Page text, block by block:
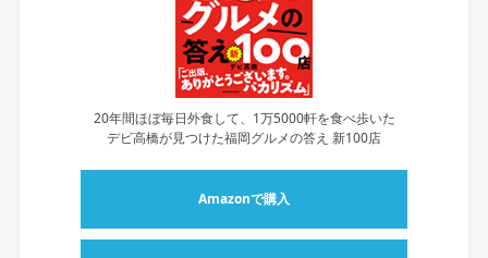
20年間ほぼ毎日外食して、1万5000軒を食べ歩いた
デビ高橋が見つけた福岡グルメの答え 新100店
Amazonで購入